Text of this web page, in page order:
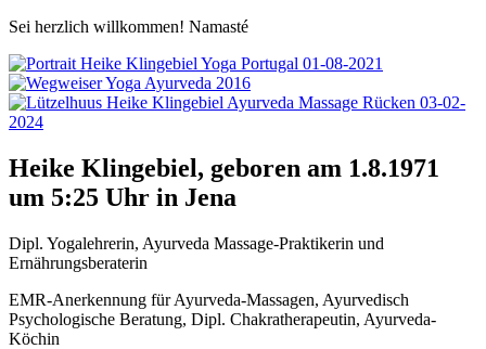
Sei herzlich willkommen! Namasté
Heike Klingebiel, geboren am 1.8.1971
um 5:25 Uhr in Jena
Dipl. Yogalehrerin, Ayurveda Massage-Praktikerin und
Ernährungsberaterin
EMR-Anerkennung für Ayurveda-Massagen, Ayurvedisch
Psychologische Beratung, Dipl. Chakratherapeutin, Ayurveda-
Köchin